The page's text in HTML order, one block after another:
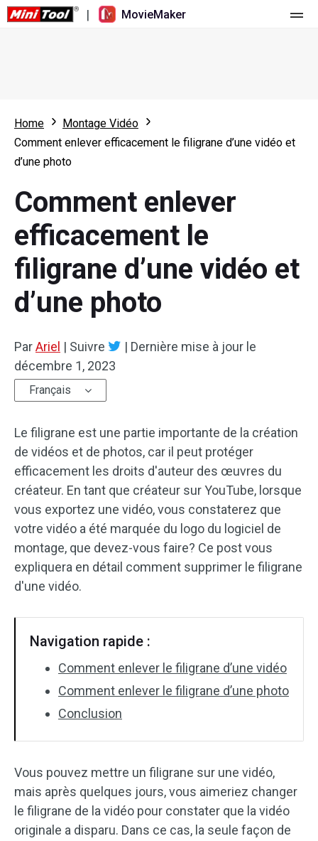
| MovieMaker
Nouveautés
Montage multipiste
Rapport hauteur/largeur
Réglage de la vitesse/Inversion
Tailler/Fendre/Récolter
Effets audio
Texte/Élément visue
Vidéo couleur
Rotation/retournement
Traitement par lots
Aucun filigrane
Ressources
Astuces d’édition vidéo
Enregistreur d'écran
Convertisseur vidéo
Téléchargeur de vidéos en ligne
Home
Montage Vidéo
Comment enlever efficacement le filigrane d’une vidéo et
d’une photo
Comment enlever
efficacement le
filigrane d’une vidéo et
d’une photo
ParAriel | Suivre | Dernière mise à jour le
décembre 1, 2023
Français
Le filigrane est une partie importante de la création
de vidéos et de photos, car il peut protéger
efficacement les droits d'auteur des œuvres du
créateur. En tant que créateur sur YouTube, lorsque
vous exportez une vidéo, vous constaterez que
votre vidéo a été marquée du logo du logiciel de
montage, que devez-vous faire? Ce post vous
expliquera en détail comment supprimer le filigrane
d'une vidéo.
Navigation rapide :
Comment enlever le filigrane d’une vidéo
Comment enlever le filigrane d’une photo
Conclusion
Vous pouvez mettre un filigrane sur une vidéo,
mais après quelques jours, vous aimeriez changer
le filigrane de la vidéo pour constater que la vidéo
originale a disparu. Dans ce cas, la seule façon de